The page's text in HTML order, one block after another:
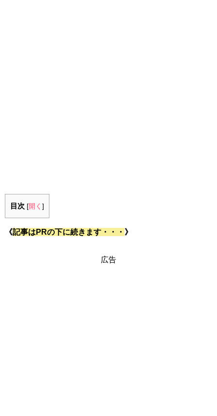
目次 [開く ]
《記事はPRの下に続きます・・・ 》
広告